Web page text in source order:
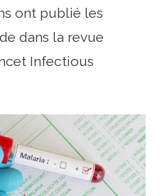
ont publié les
dans la revue
Infectious